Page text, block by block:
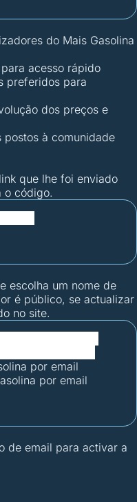
do Mais Gasolina
acesso rápido
preferidos para
dos preços e
à comunidade
que lhe foi enviado
o código.
escolha um nome de
é público, se actualizar
no site.
por email
por email
de email para activar a